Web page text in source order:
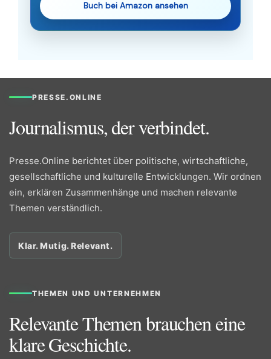
Buch bei Amazon ansehen
PRESSE.ONLINE
Journalismus, der verbindet.
Presse.Online berichtet über politische, wirtschaftliche,
gesellschaftliche und kulturelle Entwicklungen. Wir ordnen
ein, erklären Zusammenhänge und machen relevante
Themen verständlich.
Klar. Mutig. Relevant.
THEMEN UND UNTERNEHMEN
Relevante Themen brauchen eine
klare Geschichte.